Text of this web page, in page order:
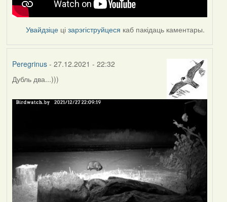
Увайдзіце цізарэгіструйцеся каб пакідаць каментары.
Peregrinus- 27.12.2021 - 22:32
Дубль два...)))